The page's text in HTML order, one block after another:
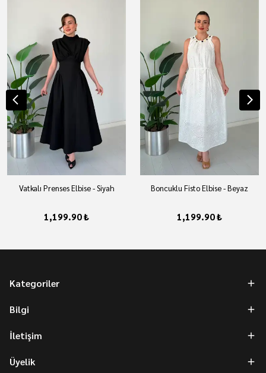
Vatkalı Prenses Elbise - Siyah
1,199.90 ₺
Boncuklu Fisto Elbise - Beyaz
1,199.90 ₺
Kategoriler
Bilgi
İletişim
Üyelik